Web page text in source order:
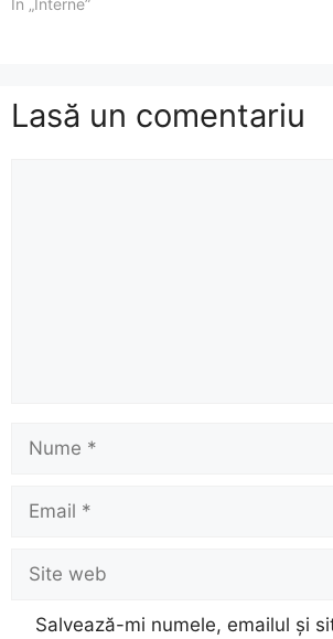
Lasă un comentariu
web
Salvează-mi numele, emailul și